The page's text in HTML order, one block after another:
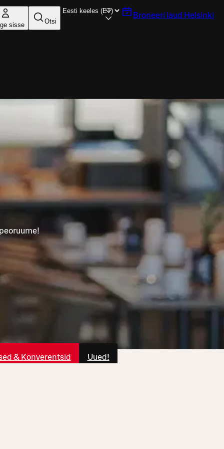
sisse Otsi
Broneeri laud Helsinki
& Konverentsid Uued!